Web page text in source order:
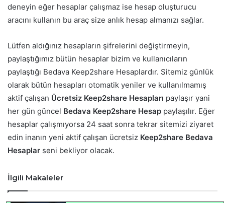
deneyin eğer hesaplar çalışmaz ise hesap oluşturucu
aracını kullanın bu araç size anlık hesap almanızı sağlar.
Lütfen aldığınız hesapların şifrelerini değiştirmeyin,
paylaştığımız bütün hesaplar bizim ve kullanıcıların
paylaştığı Bedava Keep2share Hesaplardır. Sitemiz günlük
olarak bütün hesapları otomatik yeniler ve kullanılmamış
aktif çalışan Ücretsiz Keep2share Hesapları paylaşır yani
her gün güncel Bedava Keep2share Hesap paylaşılır. Eğer
hesaplar çalışmıyorsa 24 saat sonra tekrar sitemizi ziyaret
edin inanın yeni aktif çalışan ücretsiz Keep2share Bedava
Hesaplar seni bekliyor olacak.
İlgili Makaleler